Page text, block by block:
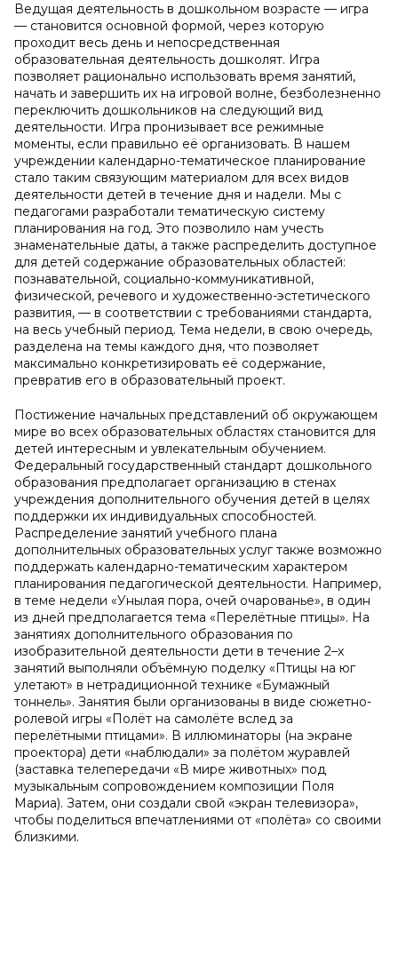
Ведущая деятельность в дошкольном возрасте — игра
— становится основной формой, через которую
проходит весь день и непосредственная
образовательная деятельность дошколят. Игра
позволяет рационально использовать время занятий,
начать и завершить их на игровой волне, безболезненно
переключить дошкольников на следующий вид
деятельности. Игра пронизывает все режимные
моменты, если правильно её организовать. В нашем
учреждении календарно-тематическое планирование
стало таким связующим материалом для всех видов
деятельности детей в течение дня и надели. Мы с
педагогами разработали тематическую систему
планирования на год. Это позволило нам учесть
знаменательные даты, а также распределить доступное
для детей содержание образовательных областей:
познавательной, социально-коммуникативной,
физической, речевого и художественно-эстетического
развития, — в соответствии с требованиями стандарта,
на весь учебный период. Тема недели, в свою очередь,
разделена на темы каждого дня, что позволяет
максимально конкретизировать её содержание,
превратив его в образовательный проект.
Постижение начальных представлений об окружающем
мире во всех образовательных областях становится для
детей интересным и увлекательным обучением.
Федеральный государственный стандарт дошкольного
образования предполагает организацию в стенах
учреждения дополнительного обучения детей в целях
поддержки их индивидуальных способностей.
Распределение занятий учебного плана
дополнительных образовательных услуг также возможно
поддержать календарно-тематическим характером
планирования педагогической деятельности. Например,
в теме недели «Унылая пора, очей очарованье», в один
из дней предполагается тема «Перелётные птицы». На
занятиях дополнительного образования по
изобразительной деятельности дети в течение 2–х
занятий выполняли объёмную поделку «Птицы на юг
улетают» в нетрадиционной технике «Бумажный
тоннель». Занятия были организованы в виде сюжетно-
ролевой игры «Полёт на самолёте вслед за
перелётными птицами». В иллюминаторы (на экране
проектора) дети «наблюдали» за полётом журавлей
(заставка телепередачи «В мире животных» под
музыкальным сопровождением композиции Поля
Мариа). Затем, они создали свой «экран телевизора»,
чтобы поделиться впечатлениями от «полёта» со своими
близкими.